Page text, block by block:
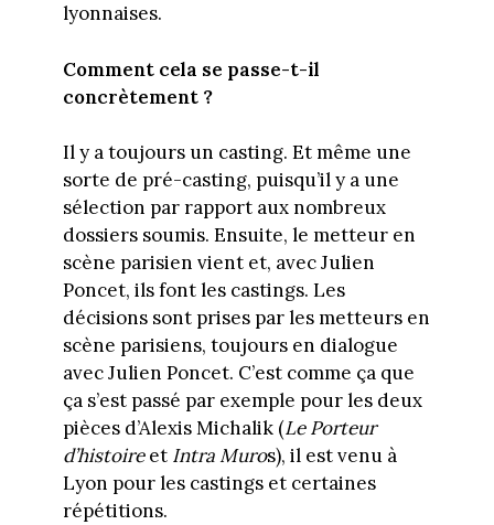
lyonnaises.
Comment cela se passe-t-il
concrètement ?
Il y a toujours un casting. Et même une
sorte de pré-casting, puisqu’il y a une
sélection par rapport aux nombreux
dossiers soumis. Ensuite, le metteur en
scène parisien vient et, avec Julien
Poncet, ils font les castings. Les
décisions sont prises par les metteurs en
scène parisiens, toujours en dialogue
avec Julien Poncet. C’est comme ça que
ça s’est passé par exemple pour les deux
pièces d’Alexis Michalik (Le Porteur
d’histoireetIntra Muros), il est venu à
Lyon pour les castings et certaines
répétitions.